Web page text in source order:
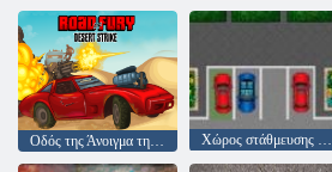
Οδός της Άνοιγμα της Φούρης Χώρος στάθμευσης Πάθος